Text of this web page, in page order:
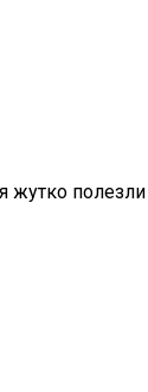
жутко полезли